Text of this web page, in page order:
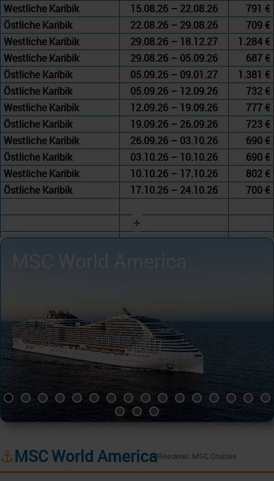
Westliche Karibik 15.08.26 – 22.08.26
791 €
Östliche Karibik
22.08.26 – 29.08.26
709 €
Westliche Karibik
29.08.26 – 18.12.27
1.284 €
Westliche Karibik
29.08.26 – 05.09.26
687 €
Östliche Karibik
05.09.26 – 09.01.27
1.381 €
Östliche Karibik
05.09.26 – 12.09.26
732 €
Westliche Karibik
12.09.26 – 19.09.26
777 €
Östliche Karibik
19.09.26 – 26.09.26
723 €
Westliche Karibik
26.09.26 – 03.10.26
690 €
Östliche Karibik
03.10.26 – 10.10.26
690 €
Westliche Karibik
10.10.26 – 17.10.26
802 €
Östliche Karibik
17.10.26 – 24.10.26 700 €
+
MSC World America
⚓MSC World AmericaReederei: MSC Cruises